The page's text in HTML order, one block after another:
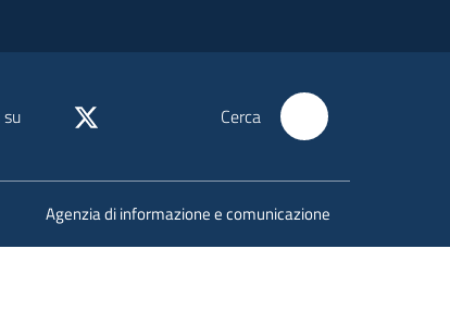
Cerca
Agenzia di informazione e comunicazione